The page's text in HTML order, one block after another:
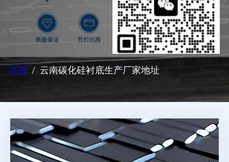
首页 云南碳化硅衬底生产厂家地址